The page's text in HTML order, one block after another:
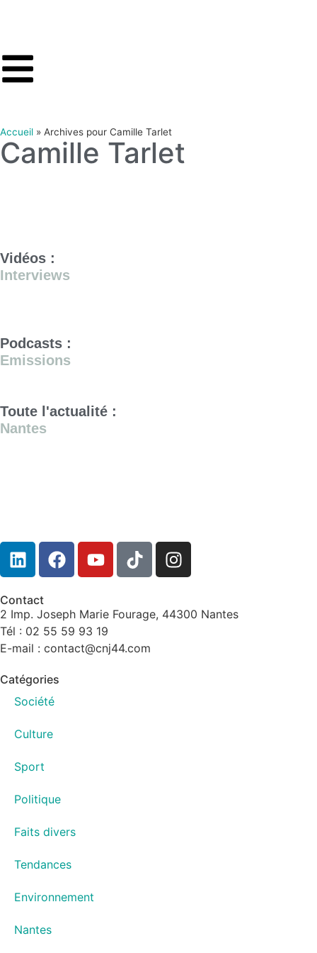
Accueil » Archives pour Camille Tarlet
Camille Tarlet
Vidéos :
Interviews
Podcasts :
Emissions
Toute l'actualité :
Nantes
Contact
2 Imp. Joseph Marie Fourage, 44300 Nantes
Tél : 02 55 59 93 19
E-mail : contact@cnj44.com
Catégories
Société
Culture
Sport
Politique
Faits divers
Tendances
Environnement
Nantes